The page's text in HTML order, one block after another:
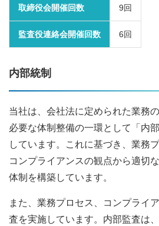
取締役会開催回数 9回
監査役連絡会開催回数 6回
内部統制
当社は、会社法に定められた業務
必要な体制整備の一環として「内
しています。これに基づき、業務
コンプライアンスの観点から適切
体制を構築しています。
また、業務プロセス、コンプライ
査を実施しています。内部監査は